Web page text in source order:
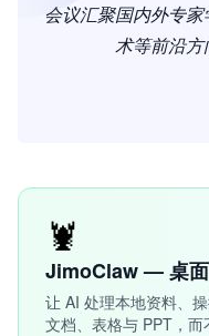
会议汇聚国内外专
术等前沿方
🦞
JimoClaw — 桌
让 AI 处理本地资料、
文档、表格与 PPT，而